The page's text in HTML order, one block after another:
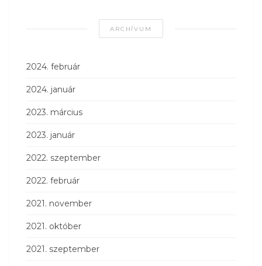
ARCHÍVUM
2024. február
2024. január
2023. március
2023. január
2022. szeptember
2022. február
2021. november
2021. október
2021. szeptember